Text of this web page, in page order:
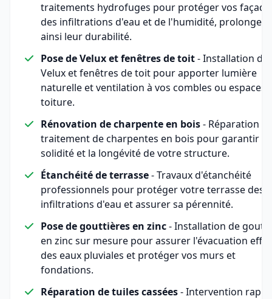
traitements hydrofuges pour protéger vos
des infiltrations d'eau et de l'humidité,
ainsi leur durabilité.
Pose de Velux et fenêtres de toit- Installation de
Velux et fenêtres de toit pour apporter lumière
naturelle et ventilation à vos combles ou espaces
toiture.
Rénovation de charpente en bois- Réparation et
traitement de charpentes en bois pour garantir la
solidité et la longévité de votre structure.
Étanchéité de terrasse- Travaux d'étanchéité
professionnels pour protéger votre terrasse des
infiltrations d'eau et assurer sa pérennité.
Pose de gouttières en zinc- Installation de
en zinc sur mesure pour assurer l'évacuation
des eaux pluviales et protéger vos murs et
fondations.
Réparation de tuiles cassées- Intervention